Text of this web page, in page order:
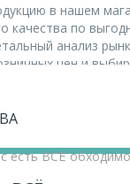
в нашем
качества по
анализ
цен и
перенесите его в
вопросы, вы
или в